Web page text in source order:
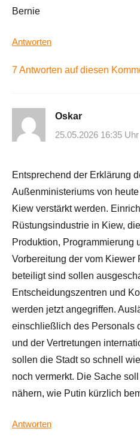
Bernie
Antworten
7 Antworten auf diesen
Oskar
25.05.2026 16:35 Uhr
Entsprechend der Erklärung
Außenministeriums von
Kiew verstärkt werden.
Rüstungsindustrie in Kiew,
Produktion, Programmierung
Vorbereitung der vom Kiewer
beteiligt sind sollen
Entscheidungszentren und
werden jetzt angegriffen.
einschließlich des Personals
und der Vertretungen
sollen die Stadt so schnell
noch vermerkt. Die Sache
nähern, wie Putin kürzlich
Antworten